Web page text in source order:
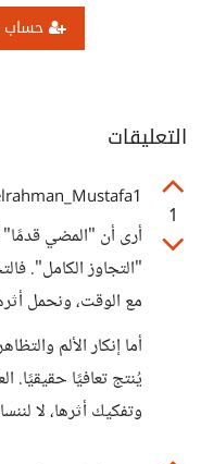
حساب
التعليقات
1
أرى أن "المضي قدمًا"
"التجاوز الكامل".
مع الوقت، ونحمل
أما إنكار الألم
يُنتج تعافيًا حقيقيًا.
وتفكيك أثرها، لا